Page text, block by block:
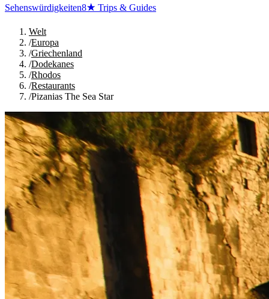
Sehenswürdigkeiten8★ Trips & Guides
Welt
/Europa
/Griechenland
/Dodekanes
/Rhodos
/Restaurants
/Pizanias The Sea Star